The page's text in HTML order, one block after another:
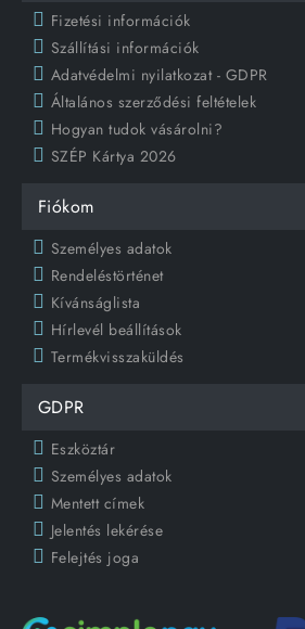
Fizetési információk
Szállítási információk
Adatvédelmi nyilatkozat - GDPR
Általános szerződési feltételek
Hogyan tudok vásárolni?
SZÉP Kártya 2026
Fiókom
Személyes adatok
Rendeléstörténet
Kívánságlista
Hírlevél beállítások
Termékvisszaküldés
GDPR
Eszköztár
Személyes adatok
Mentett címek
Jelentés lekérése
Felejtés joga